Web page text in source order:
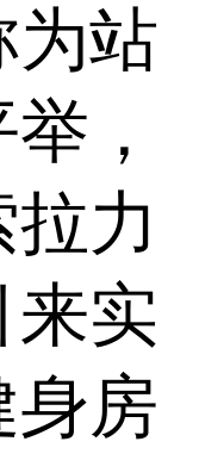
为站
，
力
来实
身房